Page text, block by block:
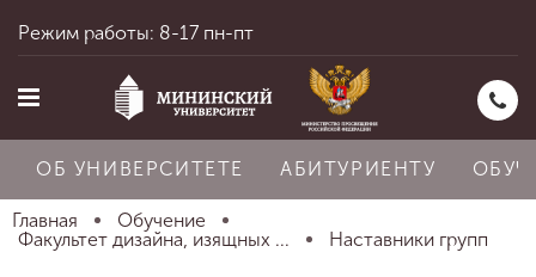
Режим работы: 8-17 пн-пт
ОБ УНИВЕРСИТЕТЕ АБИТУРИЕНТУ
Главная
Обучение
Факультет дизайна, изящных ...
Наставники групп